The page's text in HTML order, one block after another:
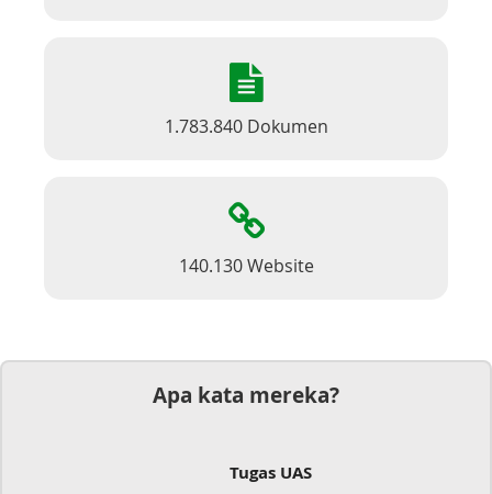
1.783.840 Dokumen
140.130 Website
Apa kata mereka?
Tugas UAS